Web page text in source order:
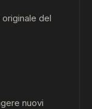
del
nuovi